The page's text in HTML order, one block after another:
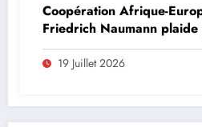
Coopération Afrique-
Friedrich Naumann
nouvelle perception de la
19 Juillet 2026